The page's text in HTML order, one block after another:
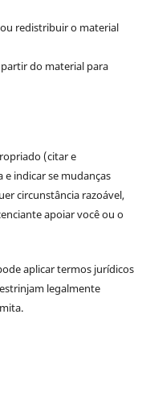
redistribuir o material
do material para
(citar e
e indicar se mudanças
circunstância razoável,
apoiar você ou o
aplicar termos jurídicos
legalmente